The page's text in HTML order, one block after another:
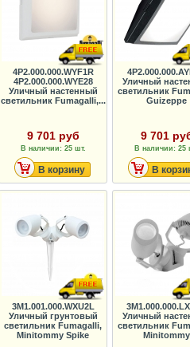
4P2.000.000.WYF1R
4P2.000.000.WYE28
Уличный настенный
светильник Fumagalli,...
9 701 руб
В наличии: 25 шт.
В корзину
Уличный
светильник
Guizeppe
9 701
В наличии: 25
В
3M1.001.000.WXU2L
Уличный грунтовый
светильник Fumagalli,
Minitommy Spike
Уличный
светильник
Minitommy